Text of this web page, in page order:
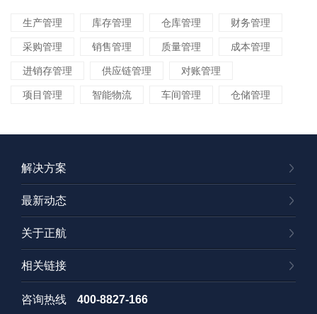
生产管理 库存管理 仓库管理 财务管理
采购管理 销售管理 质量管理 成本管理
进销存管理 供应链管理 对账管理
项目管理 智能物流 车间管理 仓储管理
解决方案
最新动态
关于正航
相关链接
咨询热线 400-8827-166